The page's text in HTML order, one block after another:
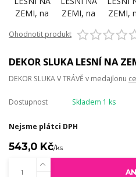
Ohodnotit produkt
DEKOR SLUKA LESNÍ NA
DEKOR SLUKA V TRÁVĚ v medajlonu
Dostupnost Skladem 1 ks
Nejsme plátci DPH
543,0 Kč/ks